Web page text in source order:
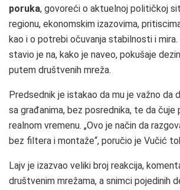
poruka, govoreći o aktuelnoj političkoj
regionu, ekonomskim izazovima,
kao i o potrebi očuvanja stabilnosti i
stavio je na, kako je naveo, pokušaje
putem društvenih mreža.
Predsednik je istakao da mu je važno da
sa građanima, bez posrednika, te da čuje
realnom vremenu. „Ovo je način da
bez filtera i montaže“, poručio je Vučić
Lajv je izazvao veliki broj reakcija,
društvenim mrežama, a snimci pojedinih